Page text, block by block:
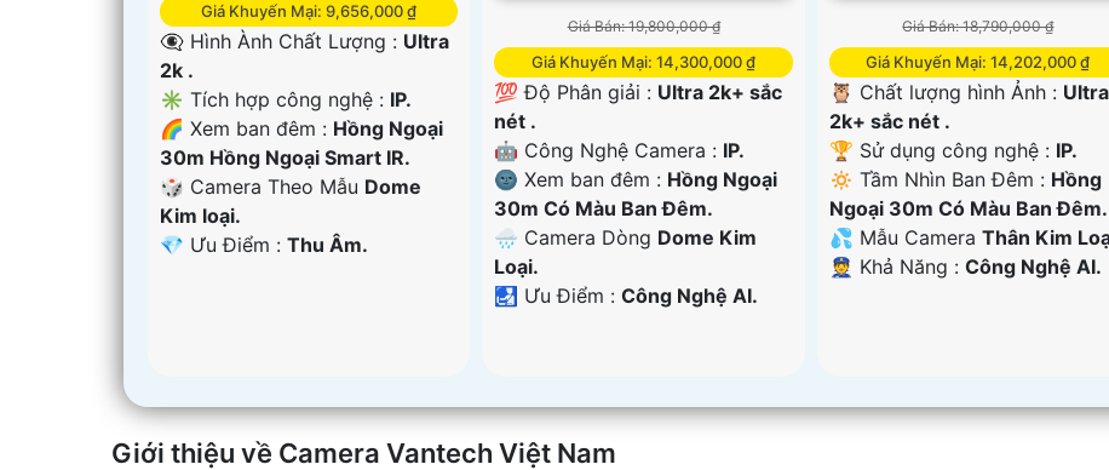
Giá Khuyến Mại: 9,656,000 ₫
👁️‍🗨 Hình Ành Chất Lượng : Ultra
2k .
✳️ Tích hợp công nghệ : IP.
🌈 Xem ban đêm : Hồng Ngoại
30m Hồng Ngoại Smart IR.
🎲 Camera Theo Mẫu Dome
Kim loại.
️💎 Ưu Điểm : Thu Âm.
Giá Bán: 19,800,000 ₫
Giá Khuyến Mại: 14,300,000 ₫
💯 Độ Phân giải : Ultra 2k+ sắc
nét .
🤖️ Công Nghệ Camera : IP.
🌚 Xem ban đêm : Hồng Ngoại
30m Có Màu Ban Đêm.
🌧️ Camera Dòng Dome Kim
Loại.
️🛃 Ưu Điểm :Công Nghệ AI.
Giá Bán: 18,790,000 ₫
Giá Khuyến Mại: 14,202,000 ₫
🦉 Chất lượng hình Ảnh : Ultra
2k+ sắc nét .
🏆 Sử dụng công nghệ : IP.
🔅 Tầm Nhìn Ban Đêm : Hồng
Ngoại 30m Có Màu Ban Đêm.
💦 Mẫu Camera Thân Kim
️👮 Khả Năng : Công Nghệ AI.
Giới thiệu về Camera Vantech Việt Nam